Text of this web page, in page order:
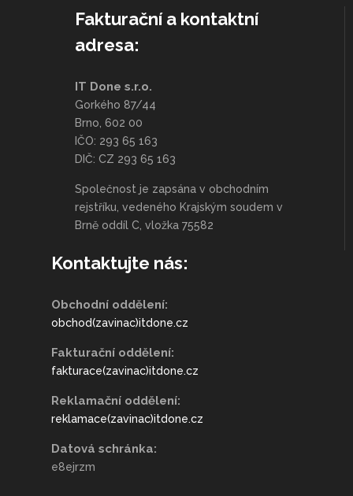
Fakturační a kontaktní
adresa:
IT Done s.r.o.
Gorkého 87/44
Brno, 602 00
IČO: 293 65 163
DIČ: CZ 293 65 163
Společnost je zapsána v obchodním
rejstříku, vedeného Krajským soudem v
Brně oddíl C, vložka 75582
Kontaktujte nás:
Obchodní oddělení:
obchod(zavinac)itdone.cz
Fakturační oddělení:
fakturace(zavinac)itdone.cz
Reklamační oddělení:
reklamace(zavinac)itdone.cz
Datová schránka:
e8ejrzm